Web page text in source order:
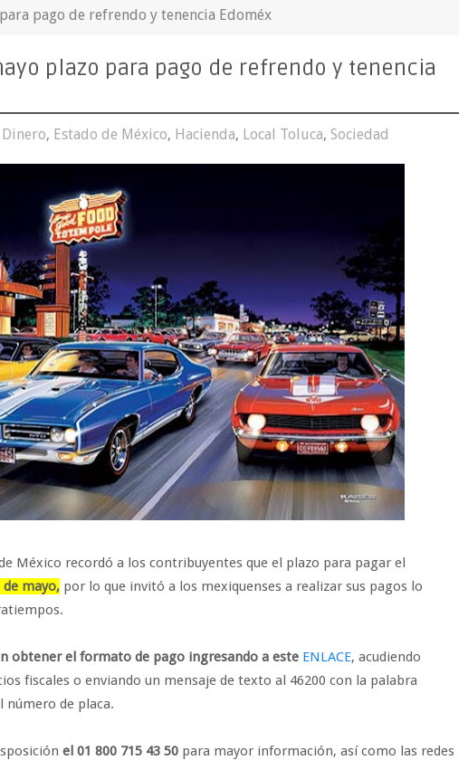
pago de refrendo y tenencia Edoméx
plazo para pago de refrendo y tenencia
Dinero, Estado de México, Hacienda, Local Toluca, Sociedad
México recordó a los contribuyentes que el plazo para pagar el
de mayo, por lo que invitó a los mexiquenses a realizar sus pagos lo
obtener el formato de pago ingresando a este ENLACE, acudiendo
fiscales o enviando un mensaje de texto al 46200 con la palabra
número de placa.
el 01 800 715 43 50 para mayor información, así como las redes